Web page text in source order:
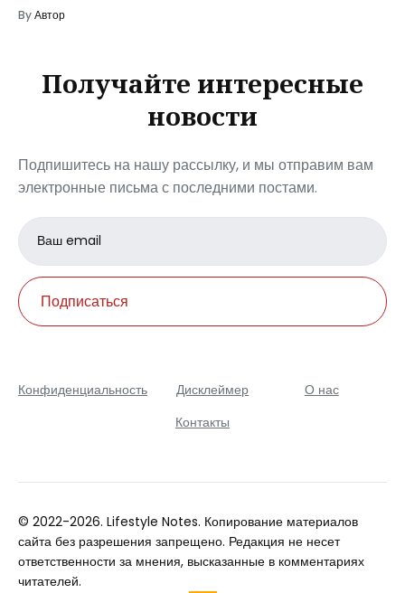
ByАвтор
Получайте интересные
новости
Подпишитесь на нашу рассылку, и мы отправим вам
электронные письма с последними постами.
Email
address
Подписаться
Конфиденциальность Дисклеймер
О нас
Контакты
© 2022-2026. Lifestyle Notes. Копирование материалов
сайта без разрешения запрещено. Редакция не несет
ответственности за мнения, высказанные в комментариях
читателей.